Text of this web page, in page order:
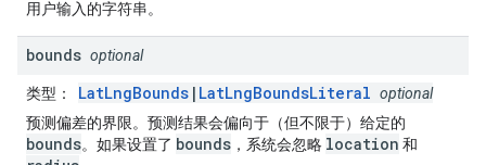
用户输入的字符串。
bounds optional
类型 ： LatLngBounds | LatLngBoundsLiteral optional
预测偏差的界限。预测结果会偏向于（但不限于）给定的
bounds。如果设置了 bounds ，系统会忽略 location 和